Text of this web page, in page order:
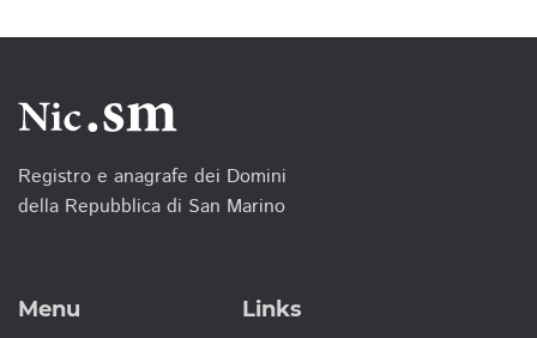
Registro e anagrafe dei Domini
della Repubblica di San Marino
Menu Links